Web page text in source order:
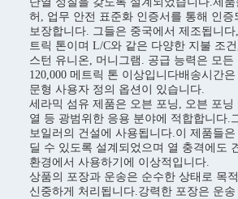
허, 업무 안전 표준화 인증서를 통해 인증
보장합니다. 그들은 중국에서 제조됩니다
트릭 톤이며 L/C와 같은 다양한 지불 조건
스턴 유니온, 머니그램. 공급 능력은 모
120,000 메트릭 톤 이상입니다배송시간
문형 사용자 정의 옵션이 있습니다.
세라믹 섬유 제품은 오븐 포닝, 오븐 포닝
열 등 광범위한 응용 분야에 적합합니다.
보일러의 건설에 사용됩니다.이 제품들
딜 수 있도록 설계되었으며 열 충격에도
환경에서 사용하기에 이상적입니다.
상품의 포장과 운송은 순수한 상태로 목
신중하게 처리됩니다.강력한 포장은 운